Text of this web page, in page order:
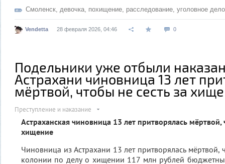
Смоленск девочка похищение расследование уголовное дело
Vendetta 28 февраля 2026, 04:46 0
Подельники уже отбыли
Астрахани чиновница 13 лет
мёртвой, чтобы не сесть за
Преступление и наказание
Астраханская чиновница 13 лет притворялась мёртвой,
хищение
Чиновница из Астрахани 13 лет притворялась мёртвой,
колонии по делу о хищении 117 млн рублей